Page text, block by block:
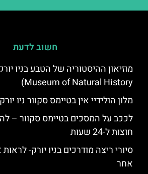
חשוב לדעת
Museum of Natural History)
מלון הולידיי אין בטיימס סקוור ניו יורק
לככב על המסכים בטיימס סקוור –
חוצות ל-24 שעות
סיורי ריצה מודרכים בניו יורק-
אחר